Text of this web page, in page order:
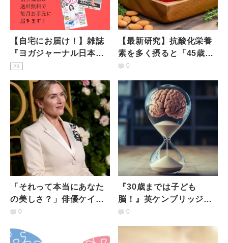
【自宅にお届け！】雑誌
『ヨガジャーナル日本
版』予約購読のご案内
PR
【最新研究】抗酸化栄養
素を多く摂ると「45歳未
満で閉経を迎えるリスク
らよい？
0
「それって本当にあなた
の美しさ？」俳優ケイ
ト・ウィンスレット（50
若い女性たちに警鐘を鳴
0
『30歳までは子ども
脳！』英ケンブリッジ大
学が解明！人生の“脳の転
0